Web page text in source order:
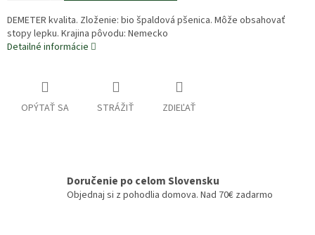
DEMETER kvalita. Zloženie: bio špaldová pšenica. Môže obsahovať
stopy lepku. Krajina pôvodu: Nemecko
Detailné informácie
OPÝTAŤ SA STRÁŽIŤ ZDIEĽAŤ
Doručenie po celom Slovensku
Objednaj si z pohodlia domova. Nad 70€ zadarmo